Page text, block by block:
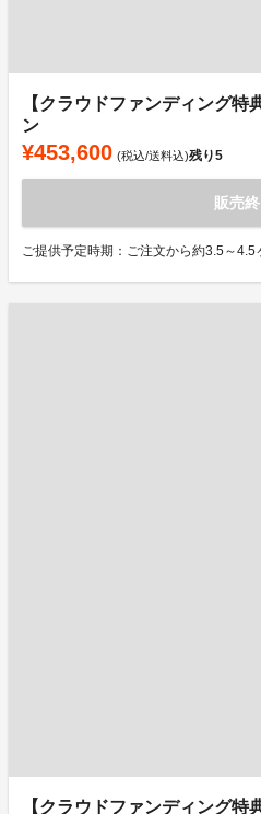
【クラウドファンディング特
ン
¥453,600 (税込/送料込)残り5
販売
ご提供予定時期：ご注文から約3.5～4.5
【クラウドファンディング特